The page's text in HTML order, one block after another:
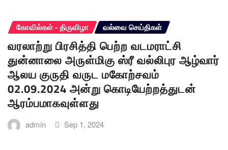
கோவில்கள் - திருவிழா வல்வை செய்திகள்
வரலாற்று பிரசித்தி பெற்ற வடமராட்சி
துன்னாலை அருள்மிகு ஸ்ரீ வல்லிபுர ஆழ்வார்
ஆலய குருதி வருட மகோற்சவம்
02.09.2024 அன்று கொடியேற்றத்துடன்
ஆரம்பமாகவுள்ளது
admin Sep 1, 2024